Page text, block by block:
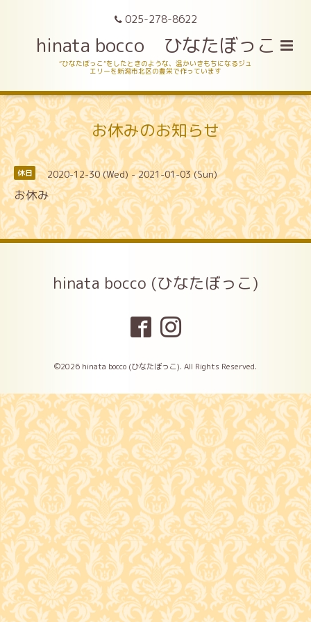
025-278-8622
hinata bocco ひなたぼっこ
“ひなたぼっこ”をしたときのような、温かいきもちになるジュ
エリーを新潟市北区の豊栄で作っています
お休みのお知らせ
休日 2020-12-30 (Wed) - 2021-01-03 (Sun)
お休み
hinata bocco (ひなたぼっこ)
©2026 hinata bocco (ひなたぼっこ). All Rights Reserved.